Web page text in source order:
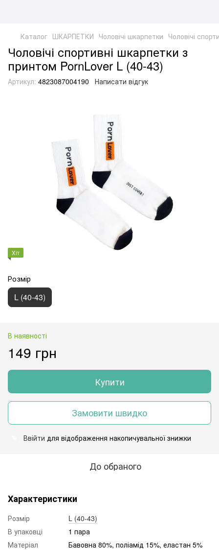
Каталог ШКАРПЕТКИ Чоловічі шкарпетки Чоловічі
Чоловічі спортивні шкарпетки з
принтом PornLover L (40-43)
Артикул: 4823087004190 Написати відгук
Хіт
Розмір
L (40-43)
В наявності
149 грн
Купити
Замовити швидко
Ввійти для відображення накопичувальної знижки
До обраного
Характеристики
Розмір
L (40-43)
В упаковці
1 пара
Матеріал
Бавовна 80%, поліамід 15%, еластан 5%